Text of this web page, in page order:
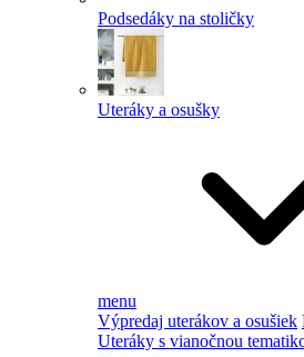
Podsedáky na stoličky
Uteráky a osušky
menu
Výpredaj uterákov a osušiek
Uteráky s vianočnou